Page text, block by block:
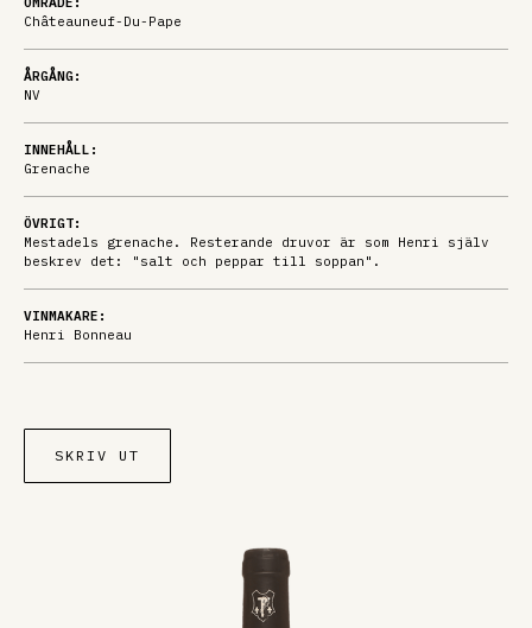
Châteauneuf-Du-Pape
ÅRGÅNG:
NV
INNEHÅLL:
Grenache
ÖVRIGT:
Mestadels grenache. Resterande druvor är som Henri själv
beskrev det: "salt och peppar till soppan".
VINMAKARE:
Henri Bonneau
SKRIV UT